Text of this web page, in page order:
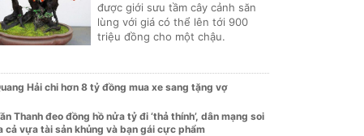
được giới sưu tầm cây cảnh săn
lùng với giá có thể lên tới 900
triệu đồng cho một chậu.
Hải chi hơn 8 tỷ đồng mua xe sang tặng vợ
Thanh đeo đồng hồ nửa tỷ đi ‘thả thính’, dân mạng soi
cả vựa tài sản khủng và bạn gái cực phẩm